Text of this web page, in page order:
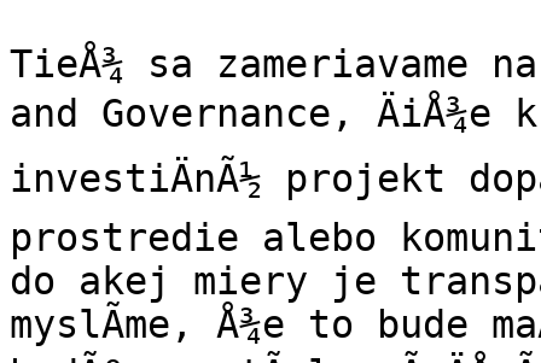
TieÅ¾ sa zameriavame
and Governance,
investiÄnÃ½ projekt
prostredie alebo
do akej miery je
myslÃ­me, Å¾e to bude